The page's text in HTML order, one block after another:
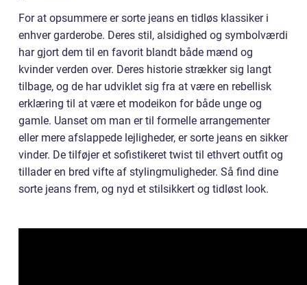
For at opsummere er sorte jeans en tidløs klassiker i
enhver garderobe. Deres stil, alsidighed og symbolværdi
har gjort dem til en favorit blandt både mænd og
kvinder verden over. Deres historie strækker sig langt
tilbage, og de har udviklet sig fra at være en rebellisk
erklæring til at være et modeikon for både unge og
gamle. Uanset om man er til formelle arrangementer
eller mere afslappede lejligheder, er sorte jeans en sikker
vinder. De tilføjer et sofistikeret twist til ethvert outfit og
tillader en bred vifte af stylingmuligheder. Så find dine
sorte jeans frem, og nyd et stilsikkert og tidløst look.